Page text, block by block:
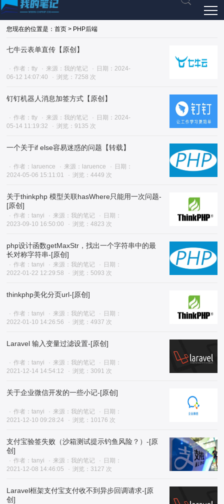
您现在的位置是：首页 > PHP后端
七牛云表单直传【原创】
作者：tty 来源：我的笔记
日期：2024-
06-12 14:07:40
浏览：7258 次
钉钉机器人消息加签方式【原创】
作者：tty 来源：我的笔记
日期：2024-
05-14 11:19:32
浏览：9135 次
一个关于if else容易迷惑的问题【转载】
作者：laruence 来源：laruence
日期：
2024-05-06 15:11:01
浏览：4449 次
关于thinkphp 模型关联hasWhere只能用一次问题-
[原创]
作者：tanyi 来源：我的笔记
日期：
2023-09-10 16:50:00
浏览：4823 次
php设计函数getMaxStr，找出一个字符串中的最
长对称字符串-[原创]
作者：tanyi 来源：我的笔记
日期：
2022-01-22 12:29:58
浏览：5093 次
thinkphp美化分页url-[原创]
作者：tanyi 来源：我的笔记
日期：
2022-01-10 14:26:56
浏览：4937 次
Laravel 输入变量过滤设置-[原创]
作者：tanyi 来源：我的笔记
日期：
2021-12-14 14:54:12
浏览：3091 次
关于企业微信开发的一些小记-[原创]
作者：tanyi 来源：我的笔记
日期：
2021-12-10 09:28:24
浏览：10176 次
支付宝验签失败（沙箱测试提示钓鱼风险？）-[原
创]
作者：tanyi 来源：我的笔记
日期：
2021-12-08 14:46:05
浏览：3127 次
Laravel框架支付宝支付收不到异步回调请求-[原
创]